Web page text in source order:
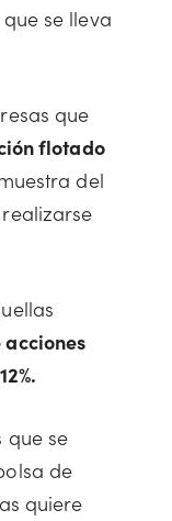
se lleva
que
flotado
del
que se
de
quiere